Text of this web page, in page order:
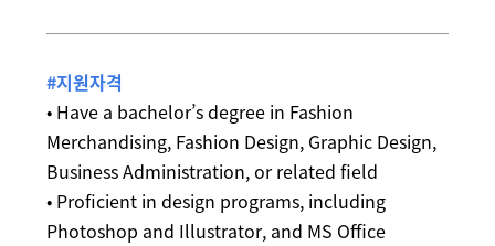
#지원자격
• Have a bachelor’s degree in Fashion
Merchandising, Fashion Design, Graphic Design,
Business Administration, or related field
• Proficient in design programs, including
Photoshop and Illustrator, and MS Office